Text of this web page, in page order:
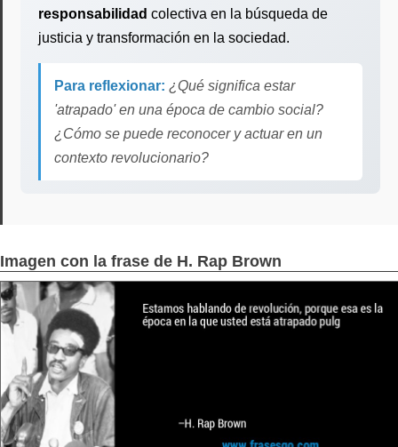
responsabilidad colectiva en la búsqueda de
justicia y transformación en la sociedad.
Para reflexionar: ¿Qué significa estar
'atrapado' en una época de cambio social?
¿Cómo se puede reconocer y actuar en un
contexto revolucionario?
Imagen con la frase de H. Rap Brown